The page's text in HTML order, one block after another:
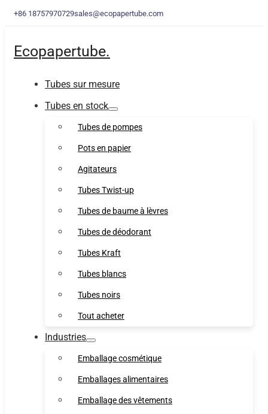
+86 18757970729sales@ecopapertube.com
Ecopapertube.
Tubes sur mesure
Tubes en stock
Tubes de pompes
Pots en papier
Agitateurs
Tubes Twist-up
Tubes de baume à lèvres
Tubes de déodorant
Tubes Kraft
Tubes blancs
Tubes noirs
Tout acheter
Industries
Emballage cosmétique
Emballages alimentaires
Emballage des vêtements